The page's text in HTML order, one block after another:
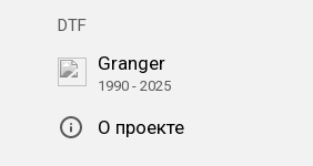
DTF
Granger
1990 - 2025
О проекте